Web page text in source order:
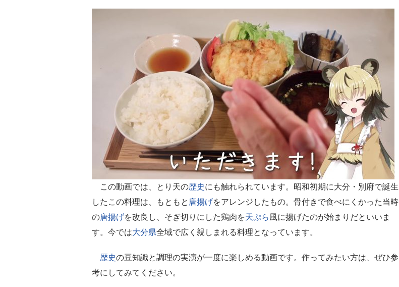
この動画では、とり天の歴史にも触れられています。昭和初期に大分・別府で誕生
したこの料理は、もともと 唐揚げをアレンジしたもの。骨付きで食べにくかった当時
の唐揚げを改良し、そぎ切りにした鶏肉を天ぷら 風に揚げたのが始まりだといいま
す。今では大分県全域で広く親しまれる料理となっています。
歴史の豆知識と調理の実演が一度に楽しめる動画です。作ってみたい方は、ぜひ参
考にしてみてください。